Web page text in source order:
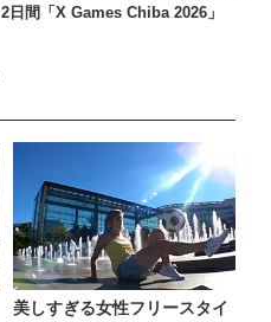
2日間「X Games Chiba 2026」
美しすぎる女性フリースタイ